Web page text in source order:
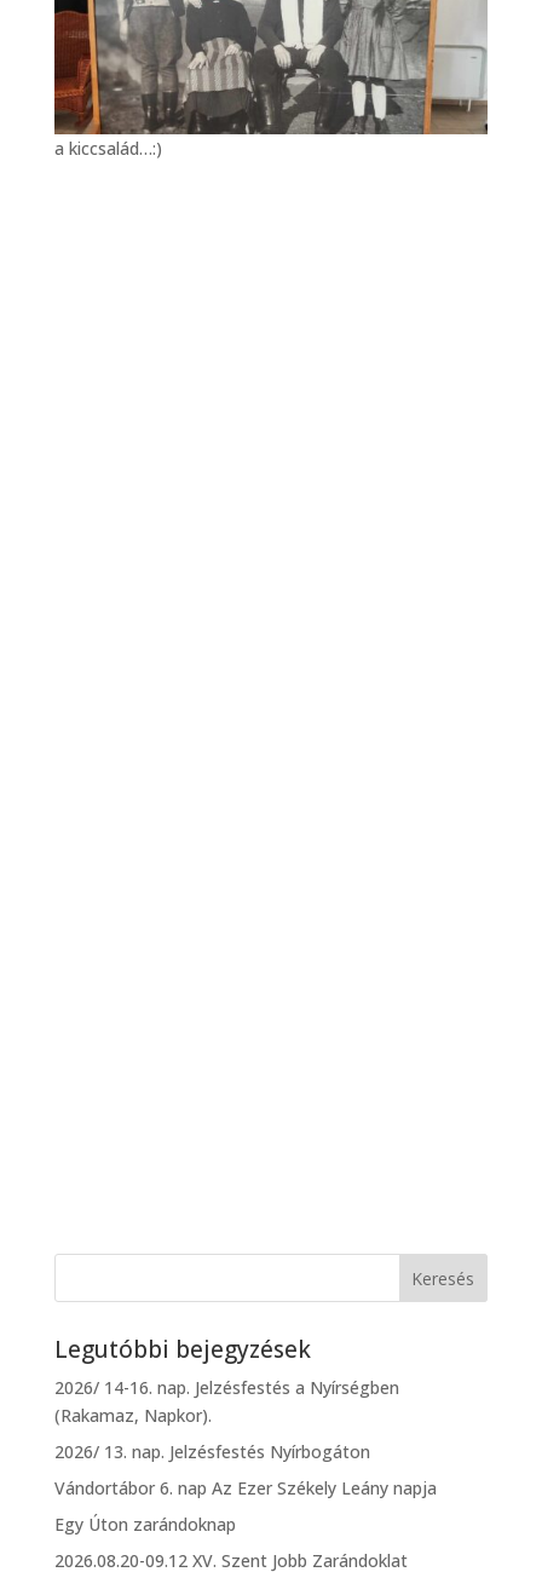
a kiccsalád…:)
Legutóbbi bejegyzések
2026/ 14-16. nap. Jelzésfestés a Nyírségben
(Rakamaz, Napkor).
2026/ 13. nap. Jelzésfestés Nyírbogáton
Vándortábor 6. nap Az Ezer Székely Leány napja
Egy Úton zarándoknap
2026.08.20-09.12 XV. Szent Jobb Zarándoklat